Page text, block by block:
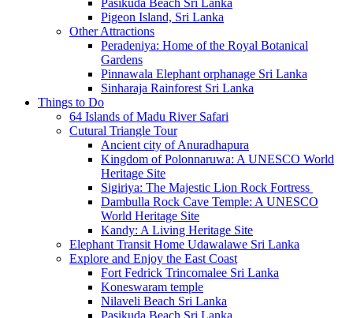
Pasikuda Beach Sri Lanka
Pigeon Island, Sri Lanka
Other Attractions
Peradeniya: Home of the Royal Botanical
Gardens
Pinnawala Elephant orphanage Sri Lanka
Sinharaja Rainforest Sri Lanka
Things to Do
64 Islands of Madu River Safari
Cutural Triangle Tour
Ancient city of Anuradhapura
Kingdom of Polonnaruwa: A UNESCO World
Heritage Site
Sigiriya: The Majestic Lion Rock Fortress
Dambulla Rock Cave Temple: A UNESCO
World Heritage Site
Kandy: A Living Heritage Site
Elephant Transit Home Udawalawe Sri Lanka
Explore and Enjoy the East Coast
Fort Fedrick Trincomalee Sri Lanka
Koneswaram temple
Nilaveli Beach Sri Lanka
Pasikuda Beach Sri Lanka